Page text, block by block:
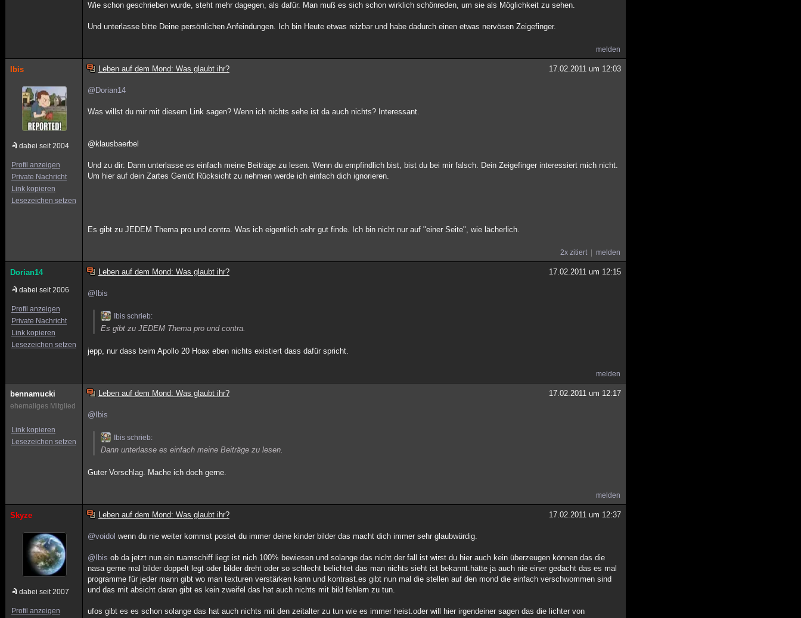
Wie schon geschrieben wurde, steht mehr dagegen, als dafür. Man muß es sich schon wirklich schönreden, um sie als Möglichkeit zu sehen.
Und unterlasse bitte Deine persönlichen Anfeindungen. Ich bin Heute etwas reizbar und habe dadurch einen etwas nervösen Zeigefinger.
melden
Ibis
dabei seit 2004
Profil anzeigen
Private Nachricht
Link kopieren
Lesezeichen setzen
Leben auf dem Mond: Was glaubt ihr? 17.02.2011 um 12:03
@Dorian14
Was willst du mir mit diesem Link sagen? Wenn ich nichts sehe ist da auch nichts? Interessant.
@klausbaerbel
Und zu dir: Dann unterlasse es einfach meine Beiträge zu lesen. Wenn du empfindlich bist, bist du bei mir falsch. Dein Zeigefinger interessiert mich nicht.
Um hier auf dein Zartes Gemüt Rücksicht zu nehmen werde ich einfach dich ignorieren.
Es gibt zu JEDEM Thema pro und contra. Was ich eigentlich sehr gut finde. Ich bin nicht nur auf "einer Seite", wie lächerlich.
2x zitiert melden
Dorian14
dabei seit 2006
Profil anzeigen
Private Nachricht
Link kopieren
Lesezeichen setzen
Leben auf dem Mond: Was glaubt ihr? 17.02.2011 um 12:15
@Ibis
Ibis schrieb:
Es gibt zu JEDEM Thema pro und contra.
jepp, nur dass beim Apollo 20 Hoax eben nichts existiert dass dafür spricht.
melden
bennamucki
ehemaliges Mitglied
Link kopieren
Lesezeichen setzen
Leben auf dem Mond: Was glaubt ihr? 17.02.2011 um 12:17
@Ibis
Ibis schrieb:
Dann unterlasse es einfach meine Beiträge zu lesen.
Guter Vorschlag. Mache ich doch gerne.
melden
Skyze
dabei seit 2007
Profil anzeigen
Leben auf dem Mond: Was glaubt ihr? 17.02.2011 um 12:37
@voidol wenn du nie weiter kommst postet du immer deine kinder bilder das macht dich immer sehr glaubwürdig.
@Ibis ob da jetzt nun ein ruamschiff liegt ist nich 100% bewiesen und solange das nicht der fall ist wirst du hier auch kein überzeugen können das die
nasa gerne mal bilder doppelt legt oder bilder dreht oder so schlecht belichtet das man nichts sieht ist bekannt.hätte ja auch nie einer gedacht das es mal
programme für jeder mann gibt wo man texturen verstärken kann und kontrast.es gibt nun mal die stellen auf den mond die einfach verschwommen sind
und das mit absicht daran gibt es kein zweifel das hat auch nichts mit bild fehlern zu tun.
ufos gibt es es schon solange das hat auch nichts mit den zeitalter zu tun wie es immer heist.oder will hier irgendeiner sagen das die lichter von